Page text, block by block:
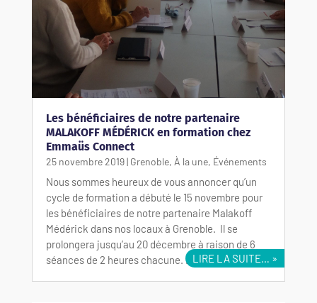
Les bénéficiaires de notre partenaire
MALAKOFF MÉDÉRICK en formation chez
Emmaüs Connect
25 novembre 2019| Grenoble, À la une, Événements
Nous sommes heureux de vous annoncer qu’un
cycle de formation a débuté le 15 novembre pour
les bénéficiaires de notre partenaire Malakoff
Médérick dans nos locaux à Grenoble. Il se
prolongera jusqu’au 20 décembre à raison de 6
séances de 2 heures chacune. Les…LIRE LA SUITE…